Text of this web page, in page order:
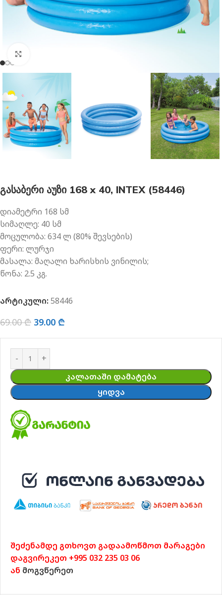
გასაბერი აუზი 168 x 40, INTEX (58446)
დიამეტრი 168 სმ
სიმაღლე: 40 სმ
მოცულობა: 634ლ (80% შევსების)
ფერი: ლურჯი
მასალა: მაღალი ხარისხის ვინილის;
წონა: 2.5 კგ.
არტიკული: 58446
69.00₾ 39.00 ₾
ᲙᲐᲚᲐᲗᲐᲨᲘ ᲓᲐᲛᲐᲢᲔᲑᲐ
ᲧᲘᲓᲕᲐ
შეძენამდე გთხოვთ გადაამოწმოთ მარაგები
დაგვირეკეთ +995 032 235 03 06
ან მოგვწერეთ